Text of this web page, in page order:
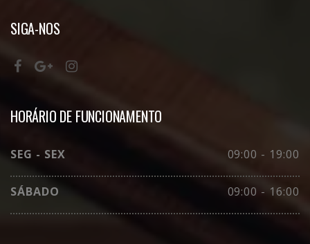
SIGA-NOS
HORÁRIO DE FUNCIONAMENTO
SEG - SEX 09:00 - 19:00
SÁBADO 09:00 - 16:00